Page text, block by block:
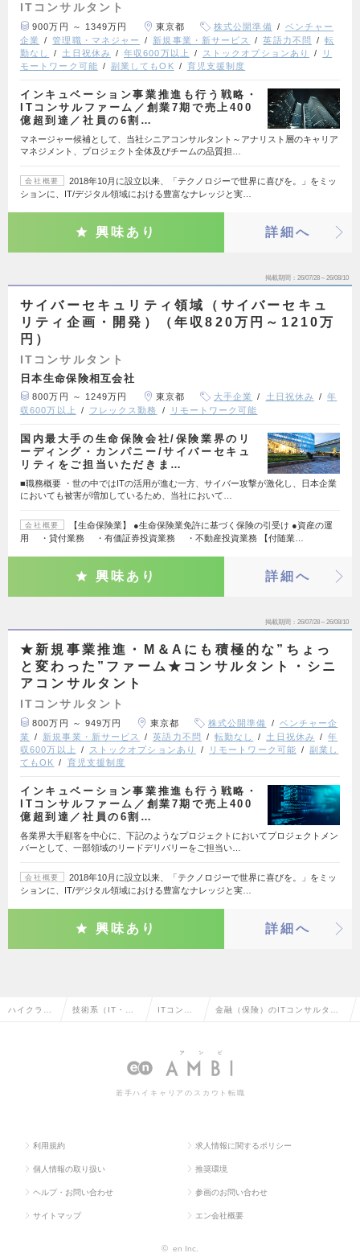
ITコンサルタント
900万円 ～ 1349万円 東京都 株式公開準備
ベンチャー
企業
管理職・マネジャー 新規事業・新サービス 英語力不問
転
勤なし
土日祝休み 年収600万以上 ストックオプションあり
リ
モートワーク可能
副業してもOK 育児支援制度
インキュベーション事業推進も行う戦略・
ITコンサルファーム／創業7期で売上400
億超到達／社員の6割…
マネージャー候補として、当社シニアコンサルタント～アナリスト層のキャリア
マネジメント、プロジェクト全体及びチームの品質担…
会社概要
2018年10月に設立以来、「テクノロジーで世界に喜びを。」をミッ
ションに、IT/デジタル領域における豊富なナレッジと実…
興味あり 詳細へ
掲載期間 26/07/28～26/08/10
サイバーセキュリティ領域（サイバーセキュ
リティ企画・開発）（年収820万円～1210万
円）
ITコンサルタント
日本生命保険相互会社
800万円 ～ 1249万円 東京都 大手企業 土日祝休み
年
収600万以上
フレックス勤務 リモートワーク可能
国内最大手の生命保険会社/保険業界のリ
ーディング・カンパニー/サイバーセキュ
リティをご担当いただきま…
■職務概要 ・世の中ではITの活用が進む一方、サイバー攻撃が激化し、日本企業
においても被害が増加しているため、当社において…
会社概要
【生命保険業】 ●生命保険業免許に基づく保険の引受け ●資産の運
用 ・貸付業務 ・有価証券投資業務 ・不動産投資業務 【付随業…
興味あり 詳細へ
掲載期間 26/07/28～26/08/10
★新規事業推進・M＆Aにも積極的な”ちょっ
と変わった”ファーム★コンサルタント・シニ
アコンサルタント
ITコンサルタント
800万円 ～ 949万円 東京都 株式公開準備
ベンチャー企
業
新規事業・新サービス 英語力不問 転勤なし 土日祝休み
年
収600万以上
ストックオプションあり リモートワーク可能
副業し
てもOK
育児支援制度
インキュベーション事業推進も行う戦略・
ITコンサルファーム／創業7期で売上400
億超到達／社員の6割…
各業界大手顧客を中心に、下記のようなプロジェクトにおいてプロジェクトメン
バーとして、一部領域のリードデリバリーをご担当い…
会社概要
2018年10月に設立以来、「テクノロジーで世界に喜びを。」をミッ
ションに、IT/デジタル領域における豊富なナレッジと実…
興味あり 詳細へ
ハイクラス 技術系（IT・We ITコンサ 金融（保険）のITコンサルタン
若手ハイキャリアのスカウト転職
利用規約 求人情報に関するポリシー
個人情報の取り扱い 推奨環境
ヘルプ・お問い合わせ 参画のお問い合わせ
サイトマップ エン会社概要
© en Inc.